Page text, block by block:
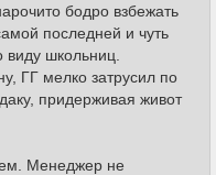
бодро взбежать
последней и чуть
виду школьниц.
ГГ мелко затрусил по
придерживая живот
Менеджер не